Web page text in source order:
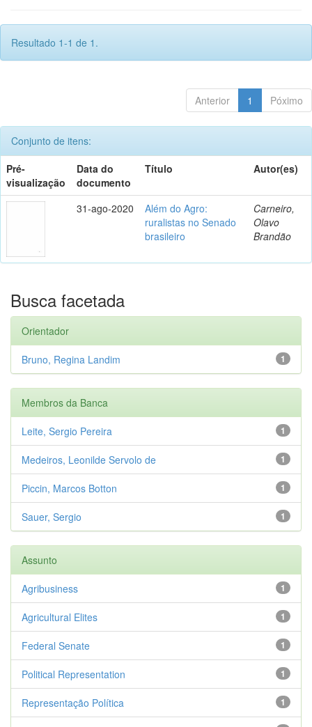
Resultado 1-1 de 1.
Anterior 1 Póximo
Conjunto de itens:
Pré-
visualização
Data do
documento
Título Autor(es)
31-ago-2020
Além do Agro:
ruralistas no Senado
brasileiro
Carneiro,
Olavo
Brandão
Busca facetada
Orientador
1
Bruno, Regina Landim
Membros da Banca
1
Leite, Sergio Pereira
1
Medeiros, Leonilde Servolo de
1
Piccin, Marcos Botton
1
Sauer, Sergio
Assunto
1
Agribusiness
1
Agricultural Elites
1
Federal Senate
1
Political Representation
1
Representação Política